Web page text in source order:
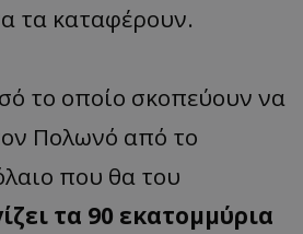
τα καταφέρουν.
το οποίο σκοπεύουν να
Πολωνό από το
που θα του
τα 90 εκατομμύρια